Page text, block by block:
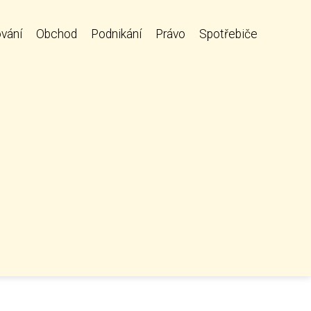
Obchod Podnikání Právo Spotřebiče